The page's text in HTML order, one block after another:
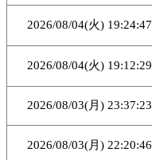
2026/08/04(火) 19:24:47
2026/08/04(火) 19:12:29
2026/08/03(月) 23:37:23
2026/08/03(月) 22:20:46